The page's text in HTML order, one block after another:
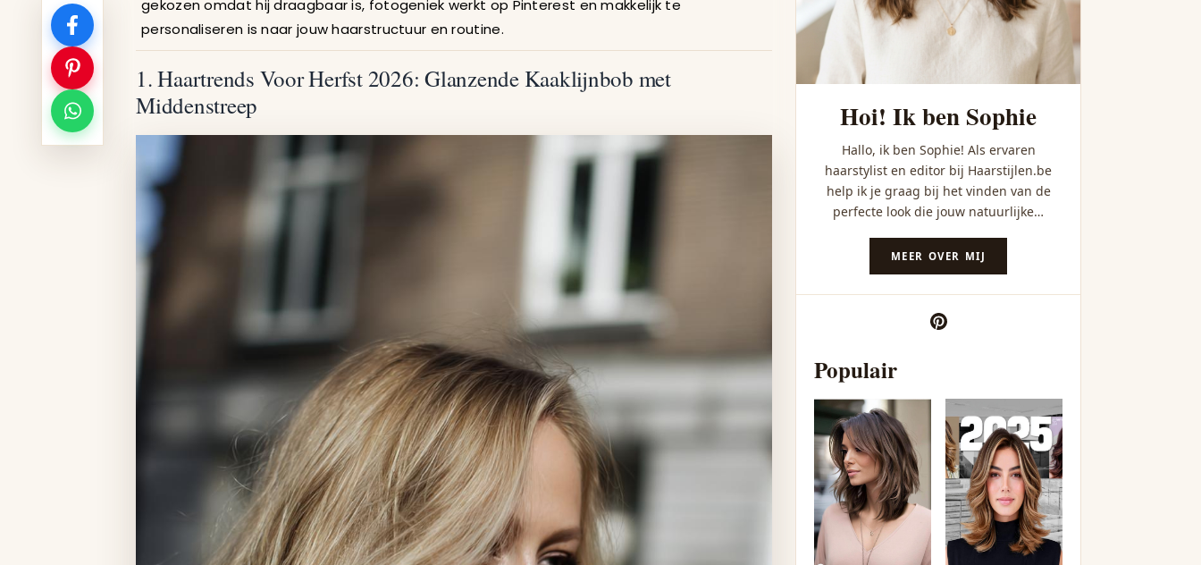
gekozen omdat hij draagbaar is, fotogeniek werkt op Pinterest en makkelijk te
personaliseren is naar jouw haarstructuur en routine.
1. Haartrends Voor Herfst 2026: Glanzende Kaaklijnbob met
Middenstreep
Hoi! Ik ben Sophie
Hallo, ik ben Sophie! Als ervaren
haarstylist en editor bij Haarstijlen.be
help ik je graag bij het vinden van de
perfecte look die jouw natuurlijke…
MEER OVER MIJ
Populair